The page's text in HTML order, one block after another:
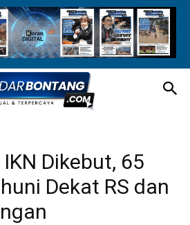
Dikebut, 65
Dekat RS dan